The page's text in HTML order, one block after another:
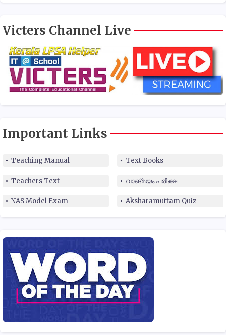
Victers Channel Live
Important Links
Teaching Manual Text Books
Teachers Text വാങ്മയം പരീക്ഷ
NAS Model Exam Aksharamuttam Quiz